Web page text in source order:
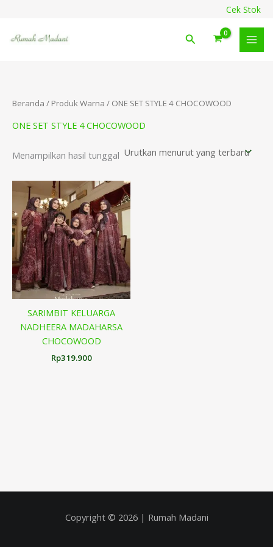
konten
Cek Stok
Cari
Beranda / Produk Warna / ONE SET STYLE 4 CHOCOWOOD
ONE SET STYLE 4 CHOCOWOOD
Menampilkan hasil tunggal
SARIMBIT KELUARGA
NADHEERA MADAHARSA
CHOCOWOOD
Rp319.900
Copyright © 2026 | Rumah Madani